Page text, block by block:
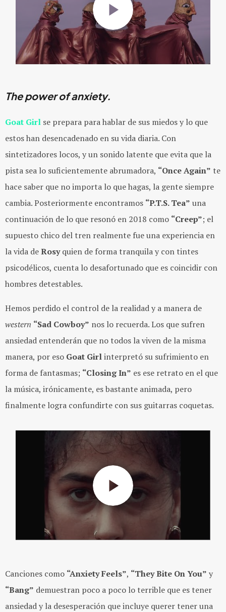
The power of anxiety.
Goat Girl se prepara para hablar de sus miedos y lo que
estos han desencadenado en su vida diaria. Con
sintetizadores locos, y un sonido latente que evita que la
pista sea lo suficientemente abrumadora, “Once Again” te
hace saber que no importa lo que hagas, la gente siempre
cambia. Posteriormente encontramos “P.T.S. Tea” una
continuación de lo que resonó en 2018 como “Creep”; el
supuesto chico del tren realmente fue una experiencia en
la vida deRosyquien de forma tranquila y con tintes
psicodélicos, cuenta lo desafortunado que es coincidir con
hombres detestables.
Hemos perdido el control de la realidad y a manera de
western “Sad Cowboy” nos lo recuerda. Los que sufren
ansiedad entenderán que no todos la viven de la misma
manera, por eso Goat Girlinterpretó su sufrimiento en
forma de fantasmas; “Closing In” es ese retrato en el que
la música, irónicamente, es bastante animada, pero
finalmente logra confundirte con sus guitarras coquetas.
Canciones como “Anxiety Feels”, “They Bite On You” y
“Bang” demuestran poco a poco lo terrible que es tener
ansiedad y la desesperación que incluye querer tener una